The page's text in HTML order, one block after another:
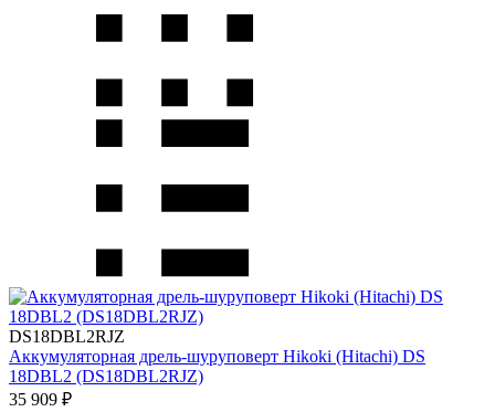
DS18DBL2RJZ
Аккумуляторная дрель-шуруповерт Hikoki (Hitachi) DS
18DBL2 (DS18DBL2RJZ)
35 909 ₽